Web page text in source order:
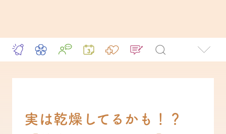
実は乾燥してるかも！？